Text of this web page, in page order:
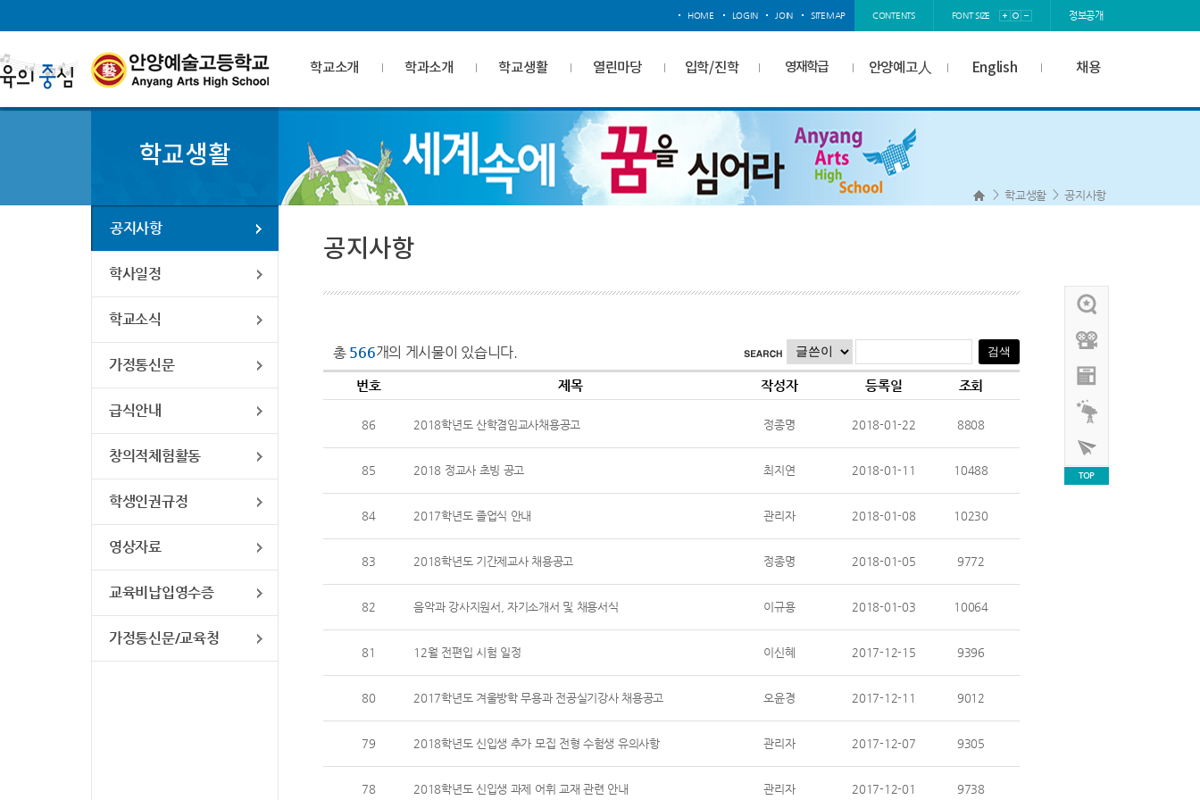
HOME LOGIN JOIN SITEMAP CONTENTS FONT SIZE 정보공개
학교소개 학과소개 학교생활 열린마당 입학/진학 영재학급 안양예고人 English 채용
학교생활
> 학교생활 > 공지사항
공지사항
총 566개의 게시물이 있습니다.
번호 제목 작성자 등록일 조회
86 2018학년도 산학겸임교사채용공고 정종명 2018-01-22 8808
85 2018 정교사 초빙 공고 최지연 2018-01-11 10488
84 2017학년도 졸업식 안내 관리자 2018-01-08 10230
83 2018학년도 기간제교사 채용공고 정종명 2018-01-05 9772
82 음악과 강사지원서, 자기소개서 및 채용서식 이규용 2018-01-03 10064
81 12월 전편입 시험 일정 이신혜 2017-12-15 9396
80 2017학년도 겨울방학 무용과 전공실기강사 채용공고 오윤경 2017-12-11 9012
79 2018학년도 신입생 추가 모집 전형 수험생 유의사항 관리자 2017-12-07 9305
78 2018학년도 신입생 과제 어휘 교재 관련 안내 관리자 2017-12-01 9738
공지사항
학사일정
학교소식
가정통신문
급식안내
창의적체험활동
학생인권규정
영상자료
교육비납입영수증
가정통신문/교육청
TOP